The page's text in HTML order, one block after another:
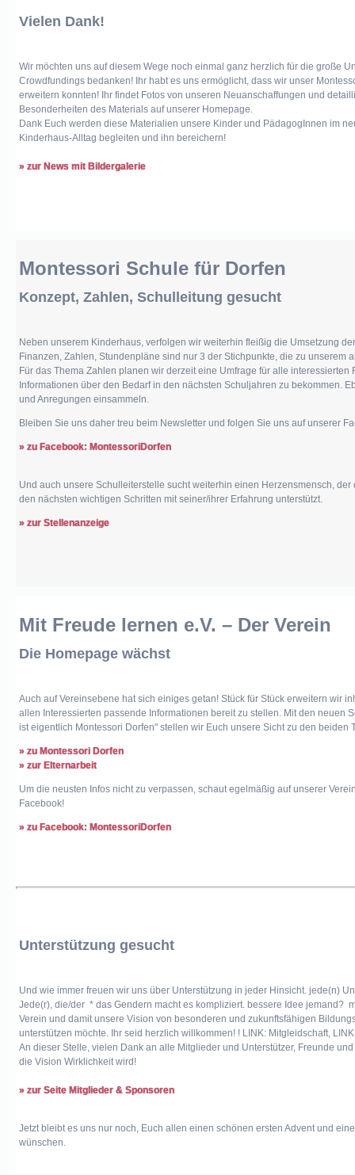
Vielen Dank!
Wir möchten uns auf diesem Wege noch einmal ganz herzlich für die große
Crowdfundings bedanken! Ihr habt es uns ermöglicht, dass wir unser
erweitern konnten! Ihr findet Fotos von unseren Neuanschaffungen und
Besonderheiten des Materials auf unserer Homepage.
Dank Euch werden diese Materialien unsere Kinder und PädagogInnen im
Kinderhaus-Alltag begleiten und ihn bereichern!
» zur News mit Bildergalerie
Montessori Schule für Dorfen
Konzept, Zahlen, Schulleitung gesucht
Neben unserem Kinderhaus, verfolgen wir weiterhin fleißig die Umsetzung
Finanzen, Zahlen, Stundenpläne sind nur 3 der Stichpunkte, die zu unserem
Für das Thema Zahlen planen wir derzeit eine Umfrage für alle interessierten
Informationen über den Bedarf in den nächsten Schuljahren zu bekommen.
und Anregungen einsammeln.
Bleiben Sie uns daher treu beim Newsletter und folgen Sie uns auf unserer
» zu Facebook: MontessoriDorfen
Und auch unsere Schulleiterstelle sucht weiterhin einen Herzensmensch,
den nächsten wichtigen Schritten mit seiner/ihrer Erfahrung unterstützt.
» zur Stellenanzeige
Mit Freude lernen e.V. – Der Verein
Die Homepage wächst
Auch auf Vereinsebene hat sich einiges getan! Stück für Stück erweitern wir
allen Interessierten passende Informationen bereit zu stellen. Mit den neuen
ist eigentlich Montessori Dorfen" stellen wir Euch unsere Sicht zu den beiden
» zu Montessori Dorfen
» zur Elternarbeit
Um die neusten Infos nicht zu verpassen, schaut egelmäßig auf unserer
Facebook!
» zu Facebook: MontessoriDorfen
Unterstützung gesucht
Und wie immer freuen wir uns über Unterstützung in jeder Hinsicht. jede(n)
Jede(r), die/der * das Gendern macht es kompliziert. bessere Idee jemand?
Verein und damit unsere Vision von besonderen und zukunftsfähigen
unterstützen möchte. Ihr seid herzlich willkommen! ! LINK: Mitgleidschaft,
An dieser Stelle, vielen Dank an alle Mitglieder und Unterstützer, Freunde
die Vision Wirklichkeit wird!
» zur Seite Mitglieder & Sponsoren
Jetzt bleibt es uns nur noch, Euch allen einen schönen ersten Advent und
wünschen.